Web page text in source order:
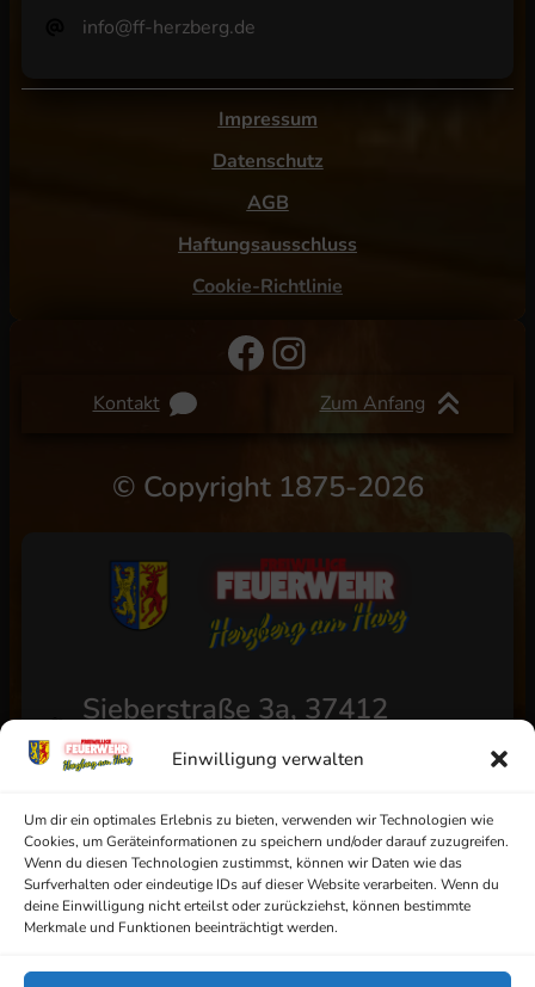
Einwilligung verwalten
Um dir ein optimales Erlebnis zu bieten, verwenden wir Technologien wie
Cookies, um Geräteinformationen zu speichern und/oder darauf zuzugreifen.
Wenn du diesen Technologien zustimmst, können wir Daten wie das
Surfverhalten oder eindeutige IDs auf dieser Website verarbeiten. Wenn du
deine Einwilligung nicht erteilst oder zurückziehst, können bestimmte
Merkmale und Funktionen beeinträchtigt werden.
info@ff-herzberg.de
Impressum
Datenschutz
AGB
Haftungsausschluss
Cookie-Richtlinie
Facebook
Instagram
Kontakt Zum Anfang
© Copyright 1875-2026
Sieberstraße 3a, 37412
Herzberg am Harz
info@ff-herzberg.de
Impressum
Datenschutz